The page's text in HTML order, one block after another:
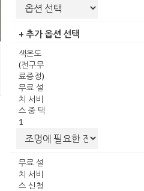
+ 추가 옵션 선택
색온도
(전구무
료증정)
무료 설
치 서비
스 중 택
1
무료 설
치 서비
스 신청